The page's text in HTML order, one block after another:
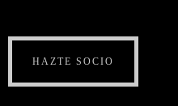
HAZTE SOCIO